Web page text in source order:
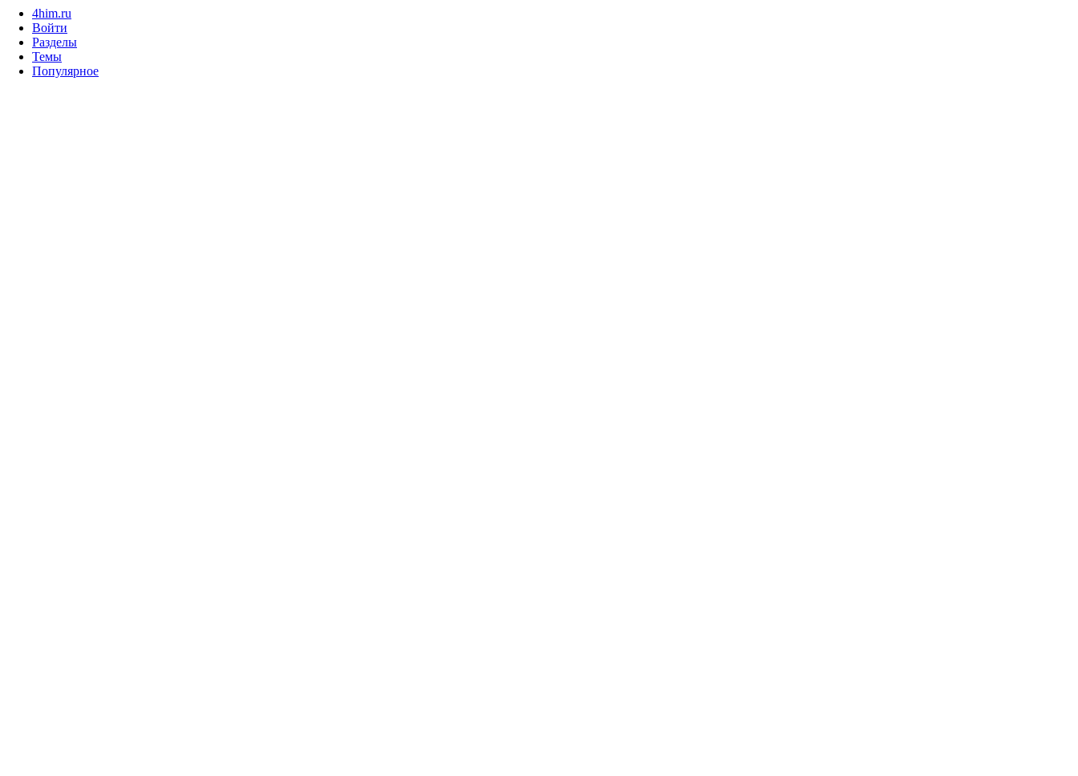
4him.ru
Войти
Разделы
Темы
Популярное